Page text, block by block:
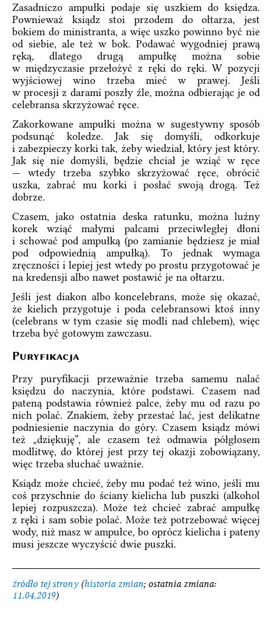
Zasadniczo ampułki podaje się uszkiem do księdza.
Pownieważ ksiądz stoi przodem do ołtarza, jest
bokiem do ministranta, a więc uszko powinno być nie
od siebie, ale też w bok. Podawać wygodniej prawą
ręką, dlatego drugą ampułkę można sobie
w międzyczasie przełożyć z ręki do ręki. W pozycji
wyjściowej wino trzeba mieć w prawej. Jeśli
w procesji z darami poszły źle, można odbierając je od
celebransa skrzyżować ręce.
Zakorkowane ampułki można w sugestywny sposób
podsunąć koledze. Jak się domyśli, odkorkuje
i zabezpieczy korki tak, żeby wiedział, który jest który.
Jak się nie domyśli, będzie chciał je wziąć w ręce
— wtedy trzeba szybko skrzyżować ręce, obrócić
uszka, zabrać mu korki i posłać swoją drogą. Też
dobrze.
Czasem, jako ostatnia deska ratunku, można luźny
korek wziąć małymi palcami przeciwległej dłoni
i schować pod ampułką (po zamianie będziesz je miał
pod odpowiednią ampułką). To jednak wymaga
zręczności i lepiej jest wtedy po prostu przygotować je
na kredensji albo nawet postawić je na ołtarzu.
Jeśli jest diakon albo koncelebrans, może się okazać,
że kielich przygotuje i poda celebransowi ktoś inny
(celebrans w tym czasie się modli nad chlebem), więc
trzeba być gotowym zawczasu.
Puryfikacja
Przy puryfikacji przeważnie trzeba samemu nalać
księdzu do naczynia, które podstawi. Czasem nad
pateną podstawia również palce, żeby mu od razu po
nich polać. Znakiem, żeby przestać lać, jest delikatne
podniesienie naczynia do góry. Czasem ksiądz mówi
też „dziękuję”, ale czasem też odmawia półgłosem
modlitwę, do której jest przy tej okazji zobowiązany,
więc trzeba słuchać uważnie.
Ksiądz może chcieć, żeby mu podać też wino, jeśli mu
coś przyschnie do ściany kielicha lub puszki (alkohol
lepiej rozpuszcza). Może też chcieć zabrać ampułkę
z ręki i sam sobie polać. Może też potrzebować więcej
wody, niż masz w ampułce, bo oprócz kielicha i pateny
musi jeszcze wyczyścić dwie puszki.
źródło tej strony(historia zmian; ostatnia zmiana:
11.04.2019)